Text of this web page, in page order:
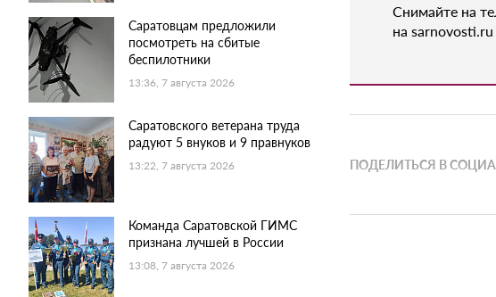
Саратовцам предложили
посмотреть на сбитые
беспилотники
13:36, 7 августа 2026
Саратовского ветерана труда
радуют 5 внуков и 9 правнуков
13:22, 7 августа 2026
Команда Саратовской ГИМС
признана лучшей в России
13:08, 7 августа 2026
Снимайте на
на sarnovosti.ru
ПОДЕЛИТЬСЯ В